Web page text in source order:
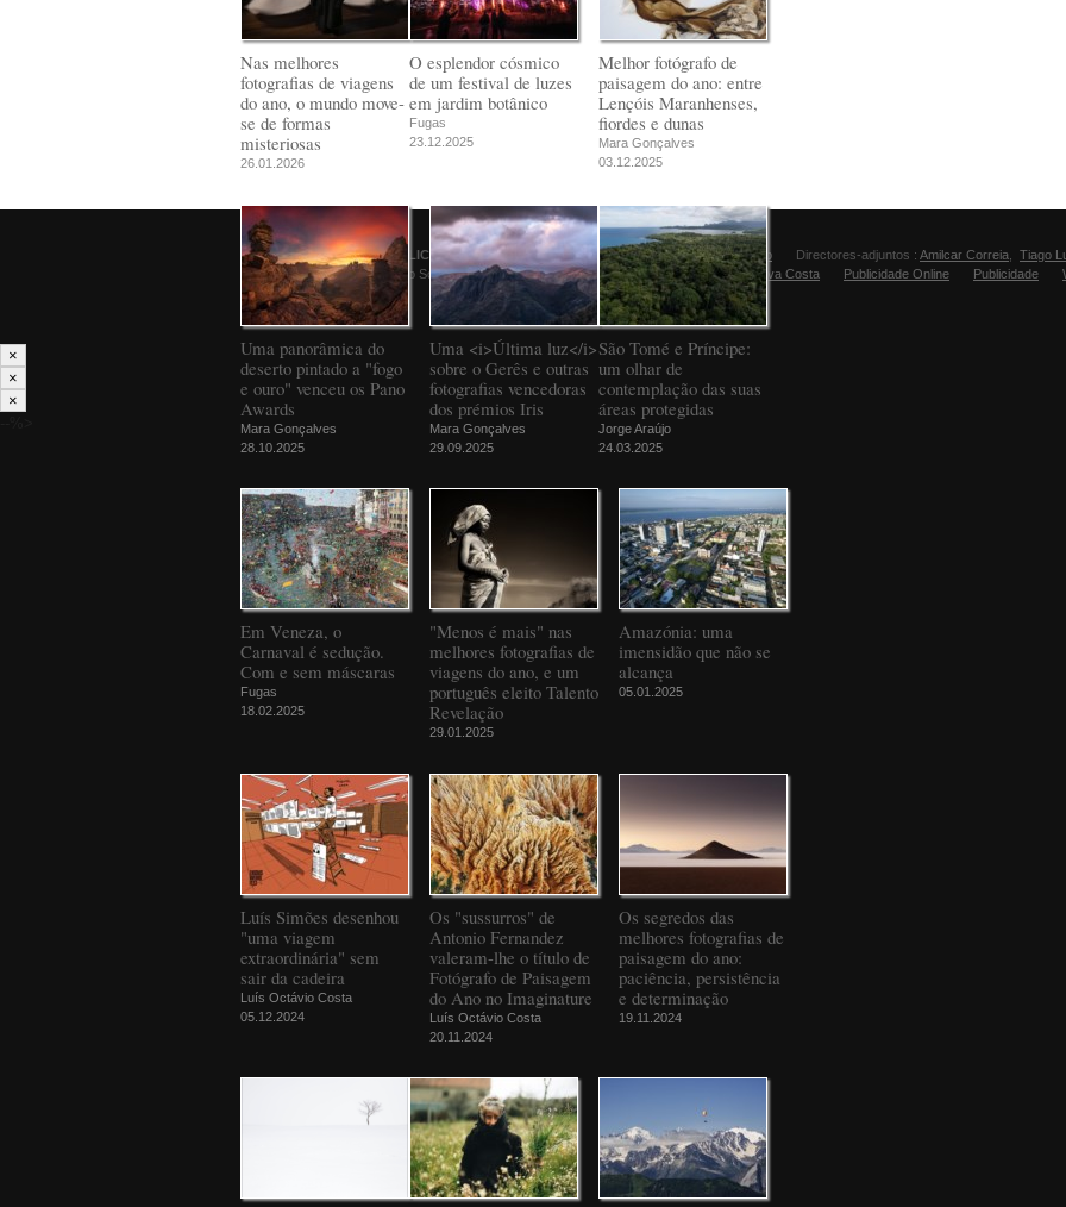
Nas melhores
fotografias de viagens
do ano, o mundo move-
se de formas
misteriosas
26.01.2026
O esplendor cósmico
de um festival de luzes
em jardim botânico
Fugas
23.12.2025
Melhor fotógrafo de
paisagem do ano: entre
Lençóis Maranhenses,
fiordes e dunas
Mara Gonçalves
03.12.2025
Uma panorâmica do
deserto pintado a "fogo
e ouro" venceu os Pano
Awards
Mara Gonçalves
28.10.2025
Uma <i>Última luz</i>
sobre o Gerês e outras
fotografias vencedoras
dos prémios Iris
Mara Gonçalves
29.09.2025
São Tomé e Príncipe:
um olhar de
contemplação das suas
áreas protegidas
Jorge Araújo
24.03.2025
Em Veneza, o
Carnaval é sedução.
Com e sem máscaras
Fugas
18.02.2025
"Menos é mais" nas
melhores fotografias de
viagens do ano, e um
português eleito Talento
Revelação
29.01.2025
Amazónia: uma
imensidão que não se
alcança
05.01.2025
Luís Simões desenhou
"uma viagem
extraordinária" sem
sair da cadeira
Luís Octávio Costa
05.12.2024
Os "sussurros" de
Antonio Fernandez
valeram-lhe o título de
Fotógrafo de Paisagem
do Ano no Imaginature
Luís Octávio Costa
20.11.2024
Os segredos das
melhores fotografias de
paisagem do ano:
paciência, persistência
e determinação
19.11.2024
© 2026PÚBLICO
Comunicação Social SA
Director:Manuel Carvalho Directores-adjuntos : Amilcar Correia
Tiago
Editora Fugas:Sandra Silva Costa Publicidade Online Publicidade
×
×
×